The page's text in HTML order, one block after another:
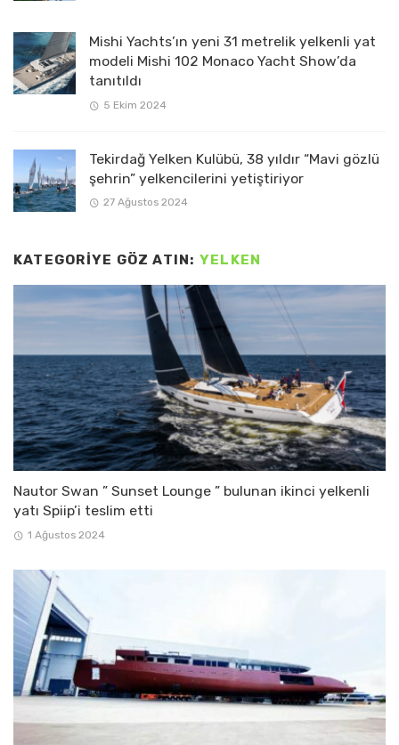
Mishi Yachts’ın yeni 31 metrelik yelkenli yat
modeli Mishi 102 Monaco Yacht Show’da
tanıtıldı
5 Ekim 2024
Tekirdağ Yelken Kulübü, 38 yıldır “Mavi gözlü
şehrin” yelkencilerini yetiştiriyor
27 Ağustos 2024
KATEGORIYE GÖZ ATIN: YELKEN
Nautor Swan ” Sunset Lounge ” bulunan ikinci yelkenli
yatı Spiip’i teslim etti
1 Ağustos 2024